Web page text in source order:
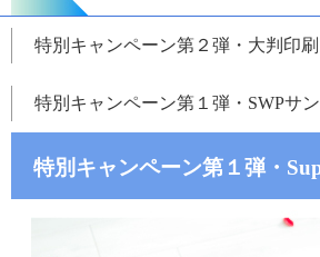
特別キャンペーン第２弾・大判印
特別キャンペーン第１弾・SWPサ
特別キャンペーン第１弾・